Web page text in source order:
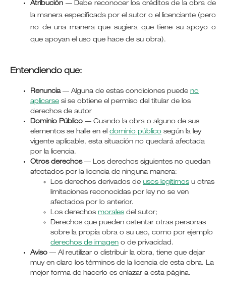
Atribución—Debe reconocer los créditos de la obra de
la manera especificada por el autor o el licenciante (pero
no de una manera que sugiera que tiene su apoyo o
que apoyan el uso que hace de su obra).
Entendiendo que:
Renuncia— Alguna de estas condiciones puede no
aplicarsesi se obtiene el permiso del titular de los
derechos de autor
Dominio Público— Cuando la obra o alguno de sus
elementos se halle en el dominio públicosegún la ley
vigente aplicable, esta situación no quedará afectada
por la licencia.
Otros derechos— Los derechos siguientes no quedan
afectados por la licencia de ninguna manera:
Los derechos derivados de usos legítimosu otras
limitaciones reconocidas por ley no se ven
afectados por lo anterior.
Los derechos moralesdel autor;
Derechos que pueden ostentar otras personas
sobre la propia obra o su uso, como por ejemplo
derechos de imageno de privacidad.
Aviso— Al reutilizar o distribuir la obra, tiene que dejar
muy en claro los términos de la licencia de esta obra. La
mejor forma de hacerlo es enlazar a esta página.